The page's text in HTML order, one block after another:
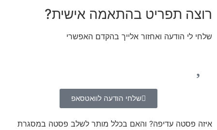
רוצה תפריט בהתאמה אישית?
שלחי לי הודעה ואחזור אלייך בהקדם האפשרי
שלחי הודעה לוואטסאפ
איזה פסטה עדיפה? והאם בכלל מותר לשלב פסטה במסגרת